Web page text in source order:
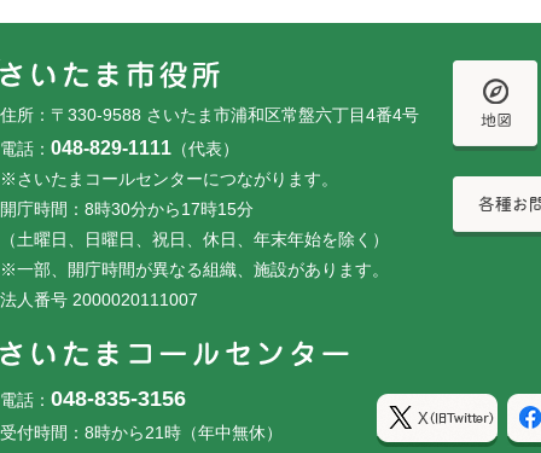
住所：〒330-9588 さいたま市浦和区常盤六丁目4番4号
電話： 048-829-1111 （代表）
※さいたまコールセンターにつながります。
開庁時間：8時30分から17時15分
（土曜日、日曜日、祝日、休日、年末年始を除く）
※一部、開庁時間が異なる組織、施設があります。
法人番号 2000020111007
電話： 048-835-3156
受付時間：8時から21時（年中無休）